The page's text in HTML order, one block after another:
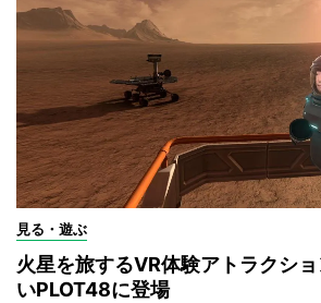
見る・遊ぶ
火星を旅するVR体験アトラクシ
いPLOT48に登場